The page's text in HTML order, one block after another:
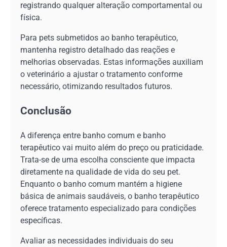
registrando qualquer alteração comportamental ou
física.
Para pets submetidos ao banho terapêutico,
mantenha registro detalhado das reações e
melhorias observadas. Estas informações auxiliam
o veterinário a ajustar o tratamento conforme
necessário, otimizando resultados futuros.
Conclusão
A diferença entre banho comum e banho
terapêutico vai muito além do preço ou praticidade.
Trata-se de uma escolha consciente que impacta
diretamente na qualidade de vida do seu pet.
Enquanto o banho comum mantém a higiene
básica de animais saudáveis, o banho terapêutico
oferece tratamento especializado para condições
específicas.
Avaliar as necessidades individuais do seu